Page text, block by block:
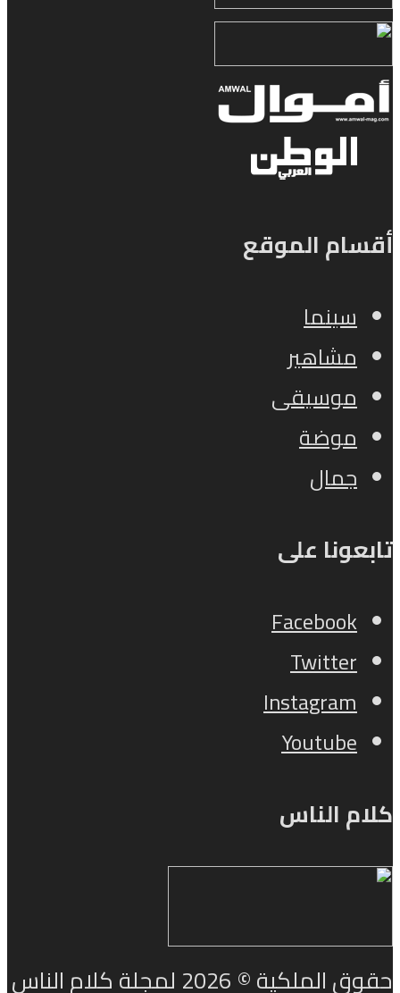
أقسام الموقع
سينما
مشاهير
موسيقى
موضة
جمال
تابعونا على
Facebook
Twitter
Instagram
Youtube
كلام الناس
حقوق الملكية © 2026 لمجلة كلام الناس